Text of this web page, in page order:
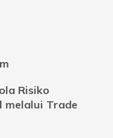
Risiko
melalui Trade